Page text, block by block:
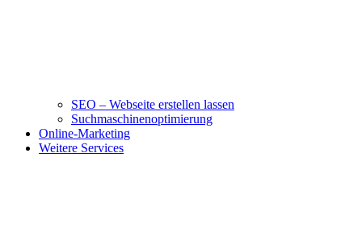
SEO – Webseite erstellen lassen
Suchmaschinenoptimierung
Online-Marketing
Weitere Services